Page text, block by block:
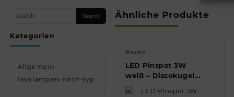
Kategorien
Allgemein
lavalampen-nach-typ
Ähnliche Produkte
Racks
LED Pinspot 3W
weiß – Discokugel
Strahler